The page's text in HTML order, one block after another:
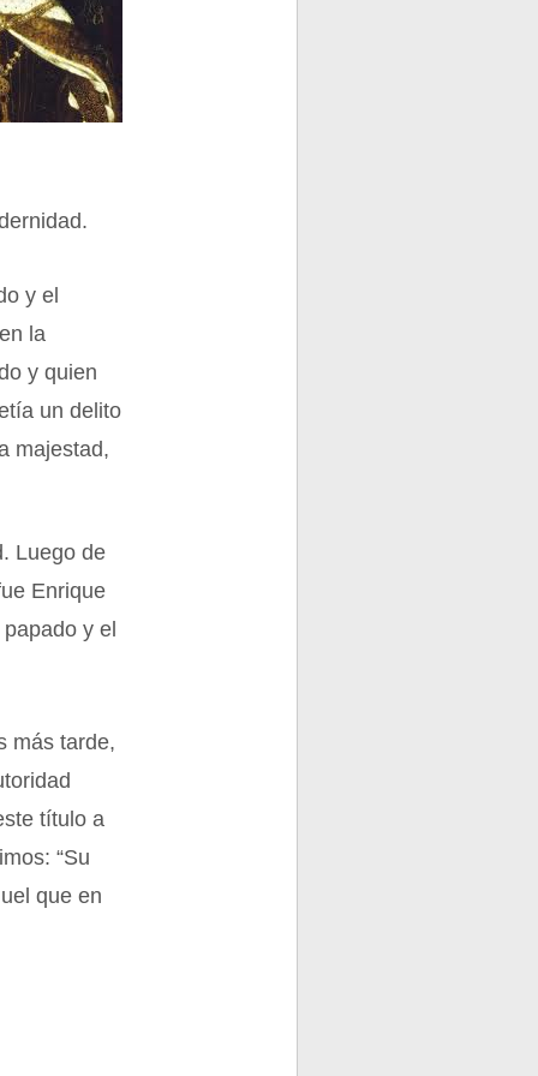
y el
la
y quien
un delito
majestad,
Luego de
Enrique
y el
más tarde,
título a
“Su
que en